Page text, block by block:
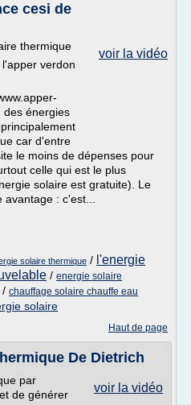
cesi de
voir la vidéo
thermique
verdon
des énergies
car d'entre
le moins de dépenses pour
celle qui est le plus
solaire est gratuite). Le
: c'est...
solaire thermique / l'energie
/ energie solaire
/ chauffage solaire chauffe eau
solaire
Haut de page
De Dietrich
voir la vidéo
par
de générer